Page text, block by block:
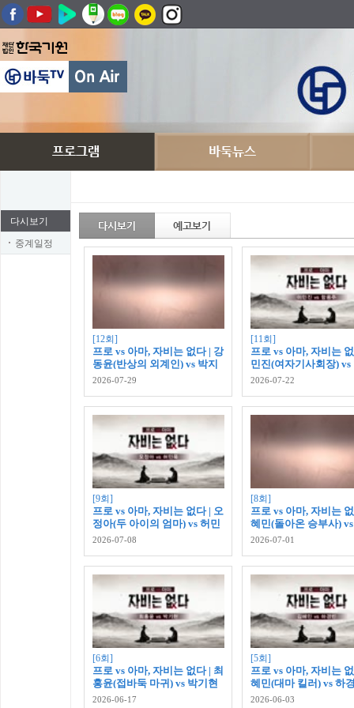
다시보기
중계일정
[12회]
프로 vs 아마, 자비는 없다 | 강
동윤(반상의 외계인) vs 박지
환(도전자)
2026-07-29
[11회]
프로 vs 아마, 자비는
민진(여자기사회장) vs
주(도전자)
2026-07-22
[9회]
프로 vs 아마, 자비는 없다 | 오
정아(두 아이의 엄마) vs 허민
욱(도전자)
2026-07-08
[8회]
프로 vs 아마, 자비는
혜민(돌아온 승부사)
원(도전자)
2026-07-01
[6회]
프로 vs 아마, 자비는 없다 | 최
홍윤(접바둑 마귀) vs 박기현
(도전자)
2026-06-17
[5회]
프로 vs 아마, 자비는
혜민(대마 킬러) vs 하
전자)
2026-06-03